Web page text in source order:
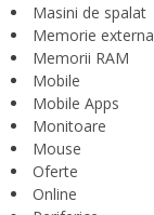
Masini de spalat
Memorie externa
Memorii RAM
Mobile
Mobile Apps
Monitoare
Mouse
Oferte
Online